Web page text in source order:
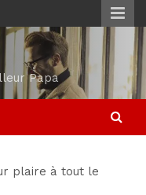
Papa
plaire à tout le